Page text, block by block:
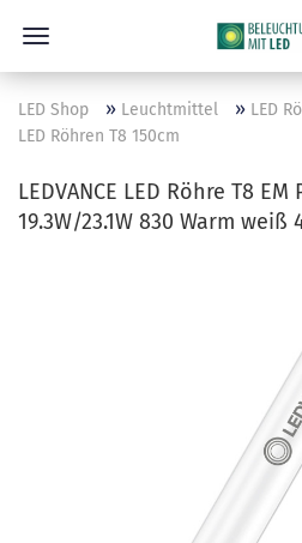
LED Shop » Leuchtmittel » LED
LED Röhren T8 150cm
LEDVANCE LED Röhre T8 EM
19.3W/23.1W 830 Warm weiß